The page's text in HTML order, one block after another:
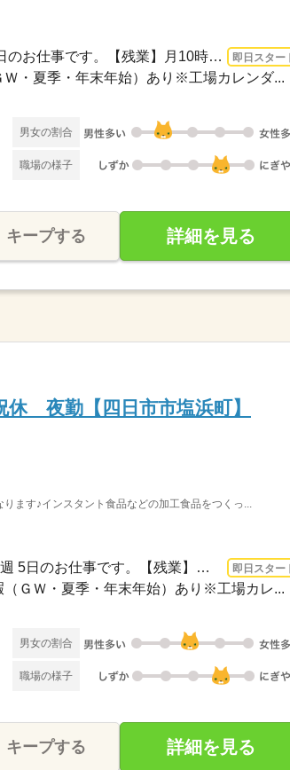
長期 即日〜 / 8：30～17：30【昼勤務】週5日のお仕事です。【残業】月10時間程度発生...
即日スター
・夏季・年末年始）あり※工場カレンダ...
男女の割合
職場の様子
キープする 詳細を見る
夜勤【四日市市塩浜町】
ます♪インスタント食品などの加工食品をつくっ...
長期 即日〜 / 【夜勤のみ】20：00～翌5：00週 5日のお仕事です。【残業】月 25 時間...
即日スター
ＧＷ・夏季・年末年始）あり※工場カレ...
男女の割合
職場の様子
キープする 詳細を見る